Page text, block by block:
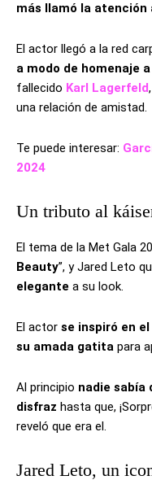
más llamó la atención
El actor llegó a la red
a modo de homenaje
fallecido Karl Lagerfeld
una relación de amistad.
Te puede interesar:
2024
Un tributo al
El tema de la Met Gala
Beauty”, y Jared Leto
elegante a su look.
El actor se inspiró en
su amada gatita para
Al principio nadie sabía
disfraz hasta que,
reveló que era el.
Jared Leto, un